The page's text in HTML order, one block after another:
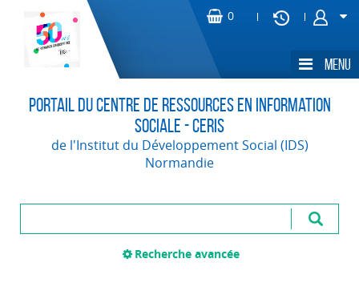
Portail du Centre de Ressources en Information
Sociale - CERIS
de l'Institut du Développement Social (IDS)
Normandie
Recherche avancée